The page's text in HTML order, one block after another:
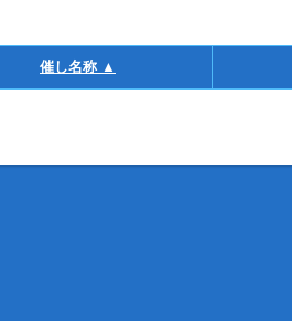
催し名称 ▲